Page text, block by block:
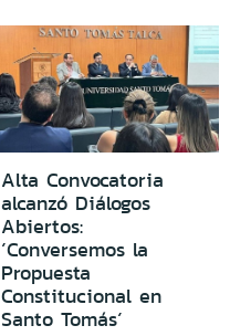
Alta Convocatoria
alcanzó Diálogos
Abiertos:
´Conversemos la
Propuesta
Constitucional en
Santo Tomás´